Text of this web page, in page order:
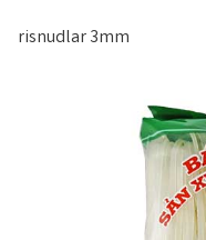
risnudlar 3mm